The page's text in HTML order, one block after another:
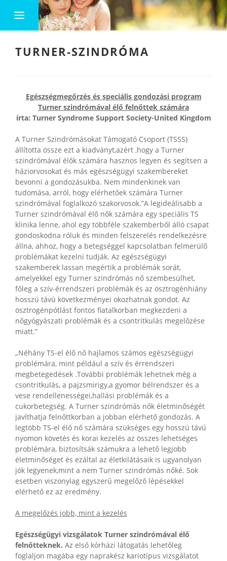
TURNER-SZINDRÓMA
Egészségmegőrzés és speciális gondozási program
Turner szindrómával élő felnőttek számára
írta: Turner Syndrome Support Society-United Kingdom
A Turner Szindrómásokat Támogató Csoport (TSSS)
állította össze ezt a kiadványt,azért ,hogy a Turner
szindrómával élők számára hasznos legyen és segítsen a
háziorvosokat és más egészségügyi szakembereket
bevonni a gondozásukba. Nem mindenkinek van
tudomása, arról, hogy elérhetőek számára Turner
szindrómával foglalkozó szakorvosok.”A legideálisabb a
Turner szindrómával élő nők számára egy speciális TS
klinika lenne, ahol egy többféle szakemberből álló csapat
gondoskodna róluk és minden felszerelés rendelkezésre
állna, ahhoz, hogy a betegséggel kapcsolatban felmerülő
problémákat kezelni tudják. Az egészségügyi
szakemberek lassan megértik a problémák sorát,
amelyekkel egy Turner szindrómás nő szembesülhet,
főleg a szív-érrendszeri problémák és az ösztrogénhiány
hosszú távú következményei okozhatnak gondot. Az
ösztrogénpótlást fontos fiatalkorban megkezdeni a
nőgyógyászati problémák és a csontritkulás megelőzése
miatt.”
„Néhány TS-el élő nő hajlamos számos egészségügyi
problémára, mint például a szív és érrendszeri
megbetegedések .További problémák lehetnek még a
csontritkulás, a pajzsmirigy,a gyomor bélrendszer és a
vese rendellenességei,hallási problémák és a
cukorbetegség. A Turner szindrómás nők életminőségét
javíthatja felnőttkorban a jobban elérhető gondozás. A
legtöbb TS-el élő nő számára szükséges egy hosszú távú
nyomon követés és korai kezelés az összes lehetséges
problémára, biztosítsák számukra a lehető legjobb
életminőséget és ezáltal az életkilátásaik is ugyanolyan
jók legyenek,mint a nem Turner szindrómás nőké. Sok
esetben viszonylag egyszerű megelőző lépésekkel
elérhető ez az eredmény.
A megelőzés jobb, mint a kezelés
Egészségügyi vizsgálatok Turner szindrómával élő
felnőtteknek. Az első kórházi látogatás lehetőleg
foglaljon magába egy naprakész kariotípus vizsgálatot